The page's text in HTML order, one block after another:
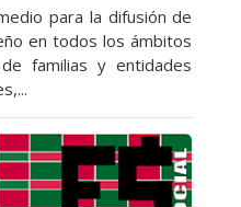
para la difusión de
en todos los ámbitos
familias y entidades